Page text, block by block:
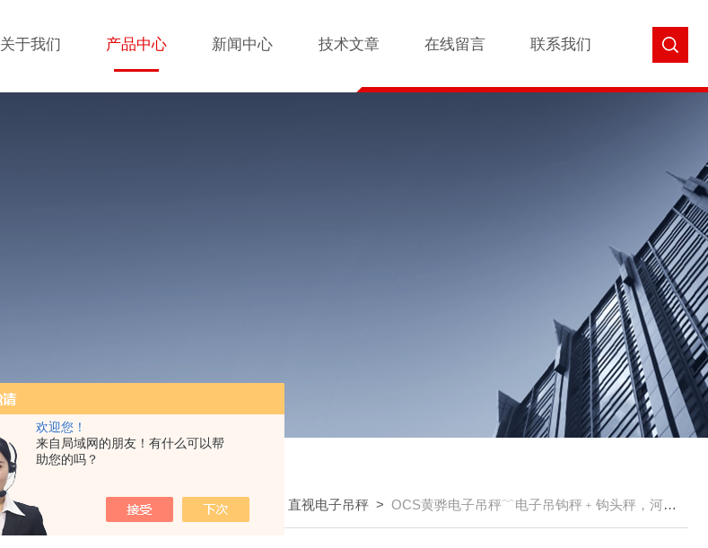
欢迎您！
来自局域网的朋友！有什么可以帮
助您的吗？
关于我们 产品中心 新闻中心 技术文章 在线留言 联系我们
我的位置： >产品中心 >电子吊秤 >直视电子吊秤 >OCS黄骅电子吊秤﹋电子吊钩秤﹢钩头秤，河间电子吊秤﹋电子吊钩秤﹢钩头秤